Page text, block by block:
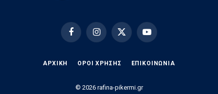
FacebookInstagramX
YouTube
ΑΡΧΙΚΗ ΟΡΟΙ ΧΡΗΣΗΣ EΠΙΚΟΙΝΩΝΊΑ
© 2026 rafina-pikermi.gr